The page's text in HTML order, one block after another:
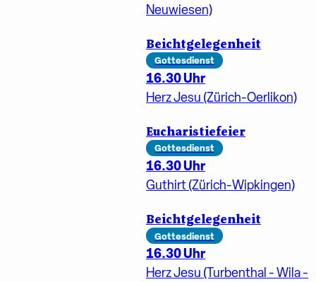
Neuwiesen)
Beichtgelegenheit
Gottesdienst
16.30 Uhr
Herz Jesu (Zürich-Oerlikon)
Eucharistiefeier
Gottesdienst
16.30 Uhr
Guthirt (Zürich-Wipkingen)
Beichtgelegenheit
Gottesdienst
16.30 Uhr
Herz Jesu (Turbenthal - Wila -